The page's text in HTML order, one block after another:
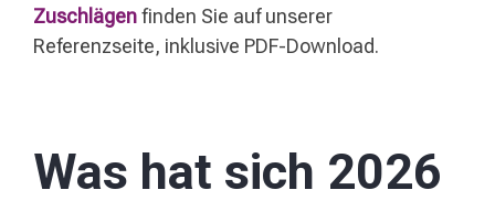
Zuschlägenfinden Sie auf unserer
Referenzseite, inklusive PDF-Download.
Was hat sich 2026